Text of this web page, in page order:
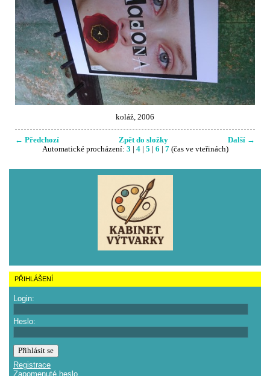
koláž, 2006
← Předchozí Další →
Zpět do složky
Automatické procházení: 3 4| 5 6 7(čas ve vteřinách)
PŘIHLÁŠENÍ
Login:
Heslo:
Registrace
Zapomenuté heslo